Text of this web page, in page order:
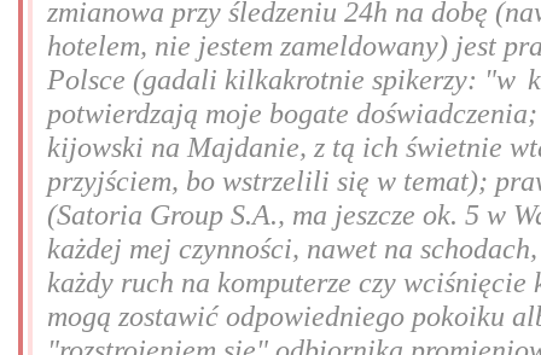
zmianowa przy śledzeniu 24h na dobę
hotelem, nie jestem zameldowany) jest
Polsce (gadali kilkakrotnie spikerzy: "w
potwierdzają moje bogate
kijowski na Majdanie, z tą ich świetnie
przyjściem, bo wstrzelili się w temat);
(Satoria Group S.A., ma jeszcze ok. 5 w
każdej mej czynności, nawet na
każdy ruch na komputerze czy
mogą zostawić odpowiedniego pokoiku